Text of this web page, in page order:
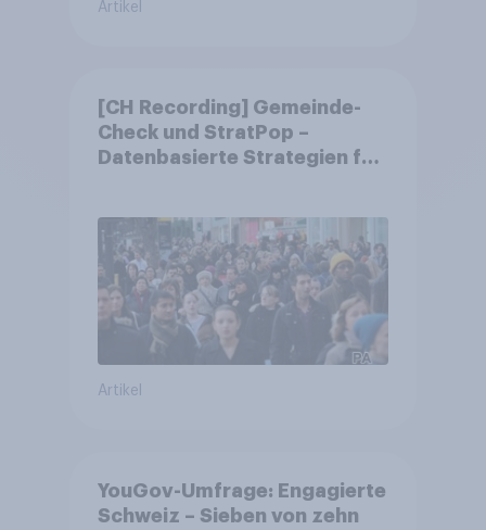
Artikel
[CH Recording] Gemeinde-
Check und StratPop –
Datenbasierte Strategien für
Artikel
YouGov-Umfrage: Engagierte
Schweiz – Sieben von zehn